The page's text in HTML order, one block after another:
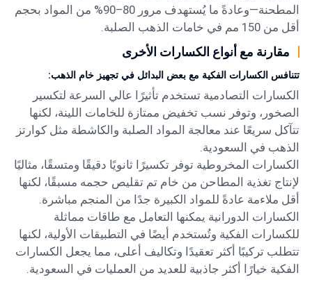
المطحنة—وعادةً ما يُستهدف مرور 80–90% من المواد بحجم
أقل من 150 مم في خامات الذهب الصلبة.
مقارنة مع أنواع الكسارات الأخرى
تتنافس الكسارات الفكية مع بعض البدائل في تجهيز خام الذهب:
الكسارات التصادمية تستخدم تأثيرًا عالي السرعة لتكسير
الصخور، وتوفر نسب تخفيض ممتازة للخامات اللينة، لكنها
تتآكل سريعًا عند معالجة المواد الصلبة والكاشطة مثل كوارتز
الذهب في السعودية.
الكسارات المخروطية توفر تكسيرًا ثانويًا دقيقًا ومتسقًا، مثاليًا
لإنتاج تغذية المطاحن من خام تم تقليص حجمه مسبقًا، لكنها
أقل ملاءمة عادةً للمواد الكبيرة جدًا من المنجم مباشرة.
الكسارات الدورانية يمكنها التعامل مع طاقات مماثلة
للكسارات الفكية وتُستخدم أيضًا في التطبيقات الأولية، لكنها
تتطلب تركيبًا أكثر تعقيدًا وتكاليف أعلى، مما يجعل الكسارات
الفكية خيارًا أكثر جاذبية للعديد من العمليات في السعودية.